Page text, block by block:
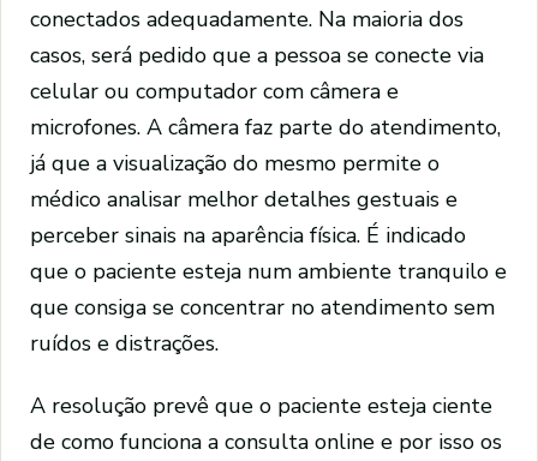
conectados adequadamente. Na maioria dos
casos, será pedido que a pessoa se conecte via
celular ou computador com câmera e
microfones. A câmera faz parte do atendimento,
já que a visualização do mesmo permite o
médico analisar melhor detalhes gestuais e
perceber sinais na aparência física. É indicado
que o paciente esteja num ambiente tranquilo e
que consiga se concentrar no atendimento sem
ruídos e distrações.
A resolução prevê que o paciente esteja ciente
de como funciona a consulta online e por isso os